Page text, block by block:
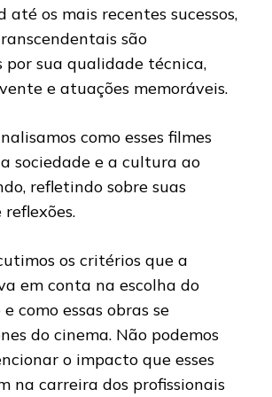
até os mais recentes sucessos,
são
por sua qualidade técnica,
e atuações memoráveis.
como esses filmes
sociedade e a cultura ao
refletindo sobre suas
reflexões.
os critérios que a
em conta na escolha do
como essas obras se
do cinema. Não podemos
o impacto que esses
na carreira dos profissionais